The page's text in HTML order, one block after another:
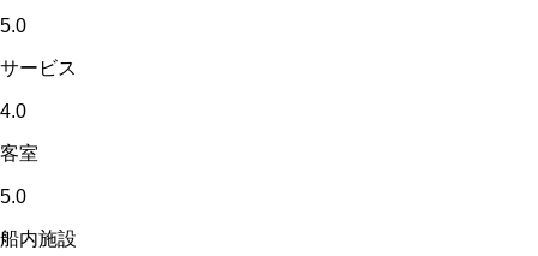
5.0
サービス
4.0
客室
5.0
船内施設